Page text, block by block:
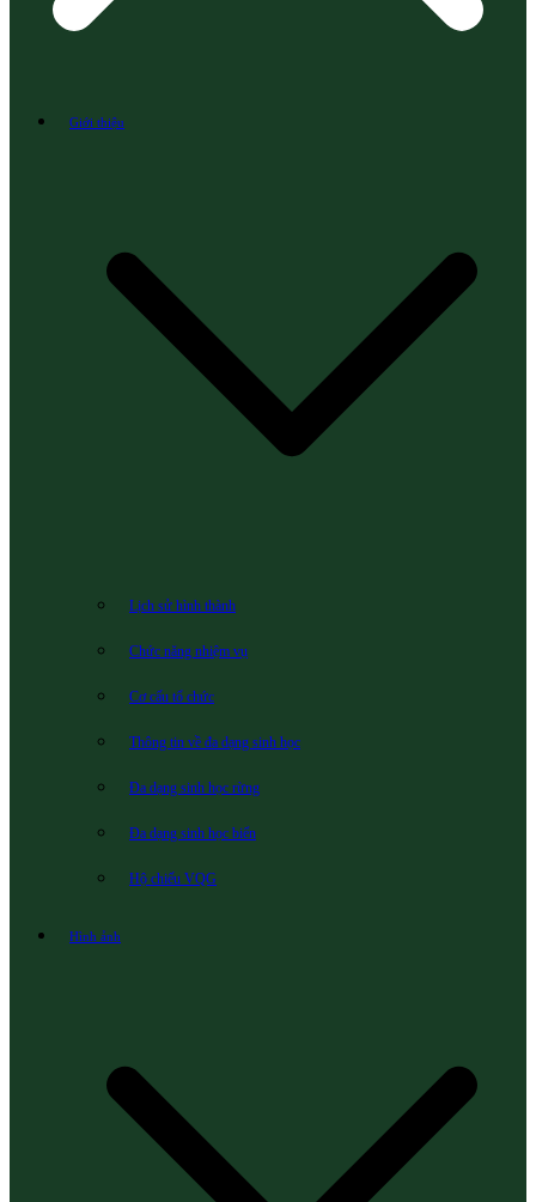
Giới thiệu
Lịch sử hình thành
Chức năng nhiệm vụ
Cơ cấu tổ chức
Thông tin về đa dạng sinh học
Đa dạng sinh học rừng
Đa dạng sinh học biển
Hộ chiếu VQG
Hình ảnh